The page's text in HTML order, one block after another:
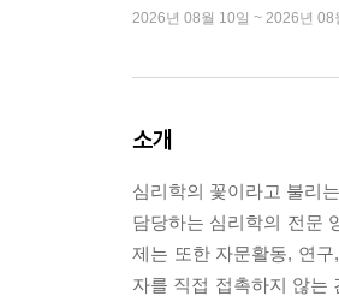
2026년 08월 10일 ~ 2026년 08
소개
심리학의 꽃이라고 불리
담당하는 심리학의 전문
제는 또한 자문활동, 연
자를 직접 접촉하지 않는